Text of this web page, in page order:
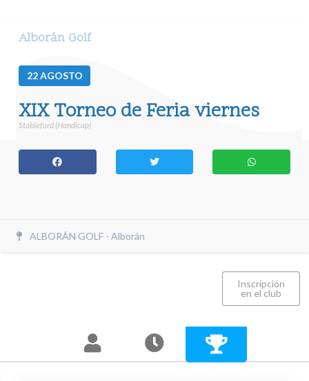
Alborán Golf
22AGOSTO
XIX Torneo de Feria viernes
Stableford (Handicap)
ALBORÁN GOLF - Alborán
Inscripción
en el club